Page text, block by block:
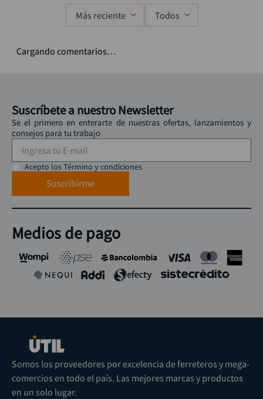
Más reciente Todos
Cargando comentarios…
Suscríbete a nuestro Newsletter
Se el primero en enterarte de nuestras ofertas, lanzamientos y
consejos para tu trabajo
Acepto los Término y condiciones
Suscribirme
Medios de pago
Somos los proveedores por excelencia de ferreteros y mega-
comercios en todo el país. Las mejores marcas y productos
en un solo lugar.